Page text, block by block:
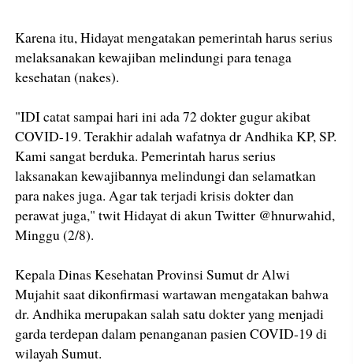
Karena itu, Hidayat mengatakan pemerintah harus serius
melaksanakan kewajiban melindungi para tenaga
kesehatan (nakes).
"IDI catat sampai hari ini ada 72 dokter gugur akibat
COVID-19. Terakhir adalah wafatnya dr Andhika KP, SP.
Kami sangat berduka. Pemerintah harus serius
laksanakan kewajibannya melindungi dan selamatkan
para nakes juga. Agar tak terjadi krisis dokter dan
perawat juga," twit Hidayat di akun Twitter @hnurwahid,
Minggu (2/8).
Kepala Dinas Kesehatan Provinsi Sumut dr Alwi
Mujahit saat dikonfirmasi wartawan mengatakan bahwa
dr. Andhika merupakan salah satu dokter yang menjadi
garda terdepan dalam penanganan pasien COVID-19 di
wilayah Sumut.